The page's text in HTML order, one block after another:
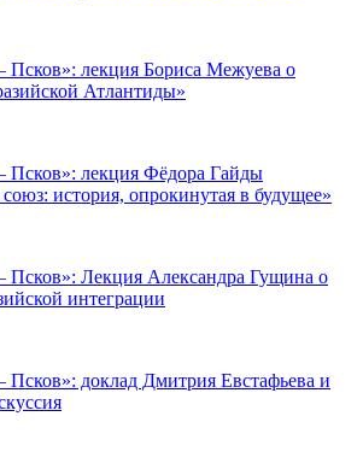
Псков»: лекция Бориса Межуева о
Атлантиды»
Псков»: лекция Фёдора Гайды
история, опрокинутая в будущее»
Псков»: Лекция Александра Гущина о
интеграции
Псков»: доклад Дмитрия Евстафьева и